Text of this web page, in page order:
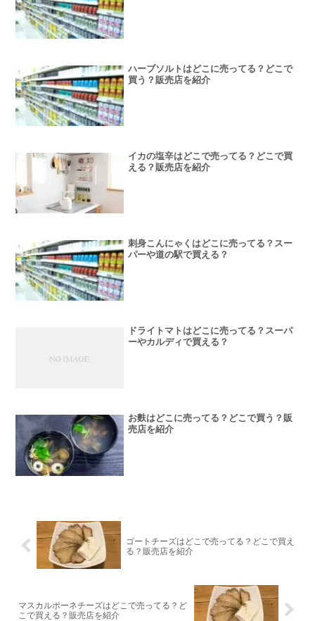
ハーブソルトはどこに売ってる？どこで
買う？販売店を紹介
イカの塩辛はどこで売ってる？どこで買
える？販売店を紹介
刺身こんにゃくはどこに売ってる？スー
パーや道の駅で買える？
ドライトマトはどこに売ってる？スーパ
ーやカルディで買える？
お麩はどこに売ってる？どこで買う？販
売店を紹介
ゴートチーズはどこで売ってる？どこで買え
る？販売店を紹介
マスカルポーネチーズはどこで売ってる？ど
こで買える？販売店を紹介